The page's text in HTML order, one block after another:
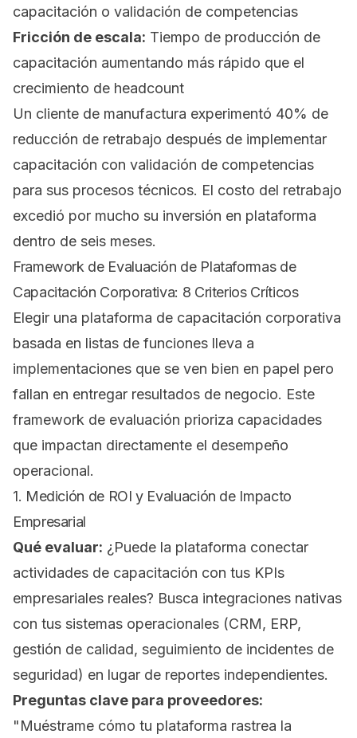
capacitación o validación de competencias
Fricción de escala: Tiempo de producción de
capacitación aumentando más rápido que el
crecimiento de headcount
Un cliente de manufactura experimentó 40% de
reducción de retrabajo después de implementar
capacitación con validación de competencias
para sus procesos técnicos. El costo del retrabajo
excedió por mucho su inversión en plataforma
dentro de seis meses.
Framework de Evaluación de Plataformas de
Capacitación Corporativa: 8 Criterios Críticos
Elegir una plataforma de capacitación corporativa
basada en listas de funciones lleva a
implementaciones que se ven bien en papel pero
fallan en entregar resultados de negocio. Este
framework de evaluación prioriza capacidades
que impactan directamente el desempeño
operacional.
1. Medición de ROI y Evaluación de Impacto
Empresarial
Qué evaluar: ¿Puede la plataforma conectar
actividades de capacitación con tus KPIs
empresariales reales? Busca integraciones nativas
con tus sistemas operacionales (CRM, ERP,
gestión de calidad, seguimiento de incidentes de
seguridad) en lugar de reportes independientes.
Preguntas clave para proveedores:
"Muéstrame cómo tu plataforma rastrea la